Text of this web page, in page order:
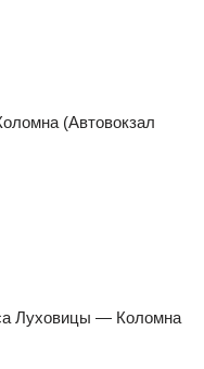
(Автовокзал
Луховицы — Коломна